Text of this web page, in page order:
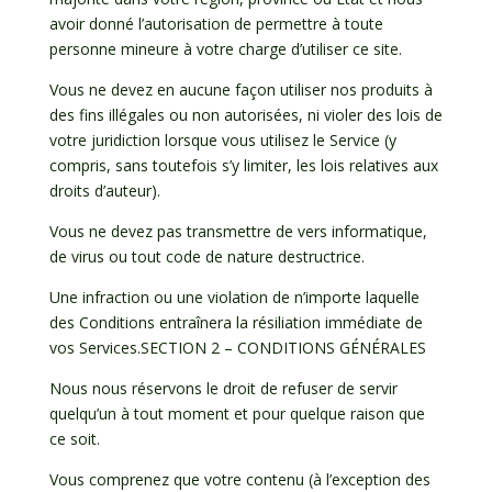
avoir donné l’autorisation de permettre à toute
personne mineure à votre charge d’utiliser ce site.
Vous ne devez en aucune façon utiliser nos produits à
des fins illégales ou non autorisées, ni violer des lois de
votre juridiction lorsque vous utilisez le Service (y
compris, sans toutefois s’y limiter, les lois relatives aux
droits d’auteur).
Vous ne devez pas transmettre de vers informatique,
de virus ou tout code de nature destructrice.
Une infraction ou une violation de n’importe laquelle
des Conditions entraînera la résiliation immédiate de
vos Services.SECTION 2 – CONDITIONS GÉNÉRALES
Nous nous réservons le droit de refuser de servir
quelqu’un à tout moment et pour quelque raison que
ce soit.
Vous comprenez que votre contenu (à l’exception des